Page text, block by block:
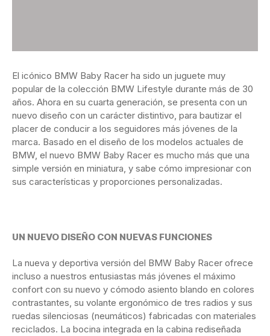
El icónico BMW Baby Racer ha sido un juguete muy
popular de la colección BMW Lifestyle durante más de 30
años. Ahora en su cuarta generación, se presenta con un
nuevo diseño con un carácter distintivo, para bautizar el
placer de conducir a los seguidores más jóvenes de la
marca. Basado en el diseño de los modelos actuales de
BMW, el nuevo BMW Baby Racer es mucho más que una
simple versión en miniatura, y sabe cómo impresionar con
sus características y proporciones personalizadas.
UN NUEVO DISEÑO CON NUEVAS FUNCIONES
La nueva y deportiva versión del BMW Baby Racer ofrece
incluso a nuestros entusiastas más jóvenes el máximo
confort con su nuevo y cómodo asiento blando en colores
contrastantes, su volante ergonómico de tres radios y sus
ruedas silenciosas (neumáticos) fabricadas con materiales
reciclados. La bocina integrada en la cabina rediseñada